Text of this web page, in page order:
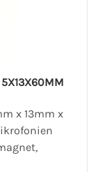
5X13X60MM
x 13mm x